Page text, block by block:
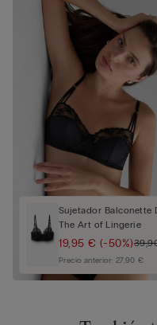
Sujetador Balconette
The Art of Lingerie
19,95 €(-50%)
Precio anterior: 27,90 €